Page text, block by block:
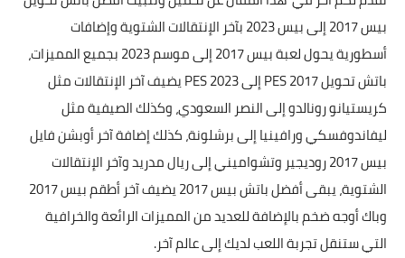
بيس 2017 إلى بيس 2023 بآخر الإنتقالات الشتوية وإضافات
أسطورية يحول لعبة بيس 2017 إلى موسم 2023 بجميع المميزات،
باتش تحويل PES 2017 إلى PES 2023 يضيف آخر الإنتقالات مثل
كريستيانو رونالدو إلى النصر السعودي، وكذلك الصيفية مثل
ليفاندوفسكي ورافينيا إلى برشلونة، كذلك إضافة آخر أوبشن فايل
بيس 2017 روديجير وتشواميني إلى ريال مدريد وآخر الإنتقالات
الشتوية، يبقى أفضل باتش بيس 2017 يضيف آخر أطقم بيس 2017
وباك أوجه ضخم بالإضافة للعديد من المميزات الرائعة والخرافية
التي ستنقل تجربة اللعب لديك إلى عالم آخر.